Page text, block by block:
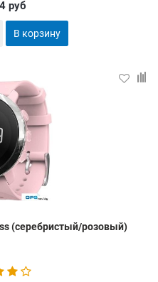
руб
В корзину
(серебристый/розовый)